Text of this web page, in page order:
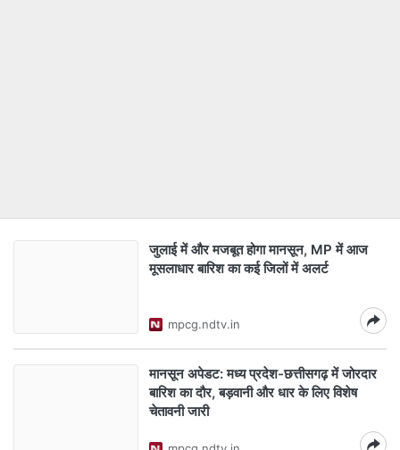
जुलाई में और मजबूत होगा मानसून, MP में आज
मूसलाधार बारिश का कई जिलों में अलर्ट
mpcg.ndtv.in
मानसून अपेडट: मध्य प्रदेश-छत्तीसगढ़ में जोरदार
बारिश का दौर, बड़वानी और धार के लिए विशेष
चेतावनी जारी